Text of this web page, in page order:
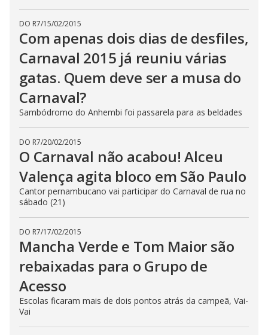
DO R7/15/02/2015
Com apenas dois dias de desfiles,
Carnaval 2015 já reuniu várias
gatas. Quem deve ser a musa do
Carnaval?
Sambódromo do Anhembi foi passarela para as beldades
DO R7/20/02/2015
O Carnaval não acabou! Alceu
Valença agita bloco em São Paulo
Cantor pernambucano vai participar do Carnaval de rua no
sábado (21)
DO R7/17/02/2015
Mancha Verde e Tom Maior são
rebaixadas para o Grupo de
Acesso
Escolas ficaram mais de dois pontos atrás da campeã, Vai-
Vai